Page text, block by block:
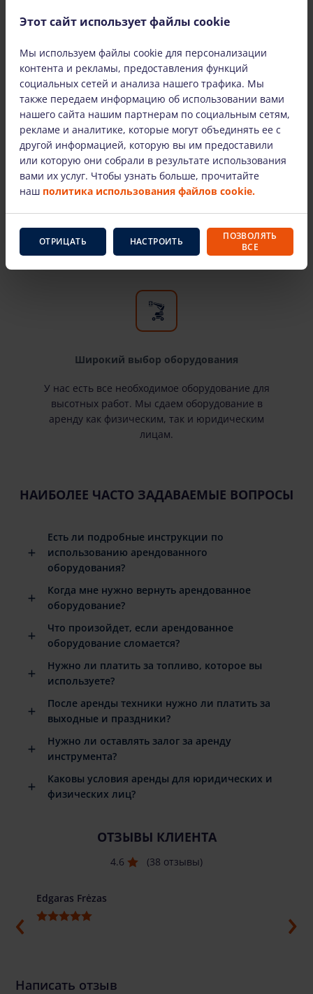
городах Литвы: Вильнюсе, Каунасе, Клайпеде
и Шяуляе. Доставляем оборудование по всей
Литве.
Только оборудование известных
производителей
Здесь вы найдете самых известных
оборудование для высотных работ. Наша
арендованная техника технически исправна и
пригодна к эксплуатации.
Широкий выбор оборудования
У нас есть все необходимое оборудование для
высотных работ. Мы сдаем оборудование в
аренду как физическим, так и юридическим
лицам.
НАИБОЛЕЕ ЧАСТО ЗАДАВАЕМЫЕ ВОПРОСЫ
Есть ли подробные инструкции по
использованию арендованного
оборудования?
Когда мне нужно вернуть арендованное
оборудование?
Что произойдет, если арендованное
оборудование сломается?
Нужно ли платить за топливо, которое вы
используете?
После аренды техники нужно ли платить за
выходные и праздники?
Нужно ли оставлять залог за аренду
инструмента?
Каковы условия аренды для юридических и
физических лиц?
ОТЗЫВЫ КЛИЕНТА
4.6 (38 отзывы)
Edgaras Frėzas
Написать отзыв
Этот сайт использует файлы cookie
Мы используем файлы cookie для персонализации
контента и рекламы, предоставления функций
социальных сетей и анализа нашего трафика. Мы
также передаем информацию об использовании вами
нашего сайта нашим партнерам по социальным сетям,
рекламе и аналитике, которые могут объединять ее с
другой информацией, которую вы им предоставили
или которую они собрали в результате использования
вами их услуг. Чтобы узнать больше, прочитайте
наш политика использования файлов cookie.
ОТРИЦАТЬ НАСТРОИТЬ
ПОЗВОЛЯТЬ
ВСЕ